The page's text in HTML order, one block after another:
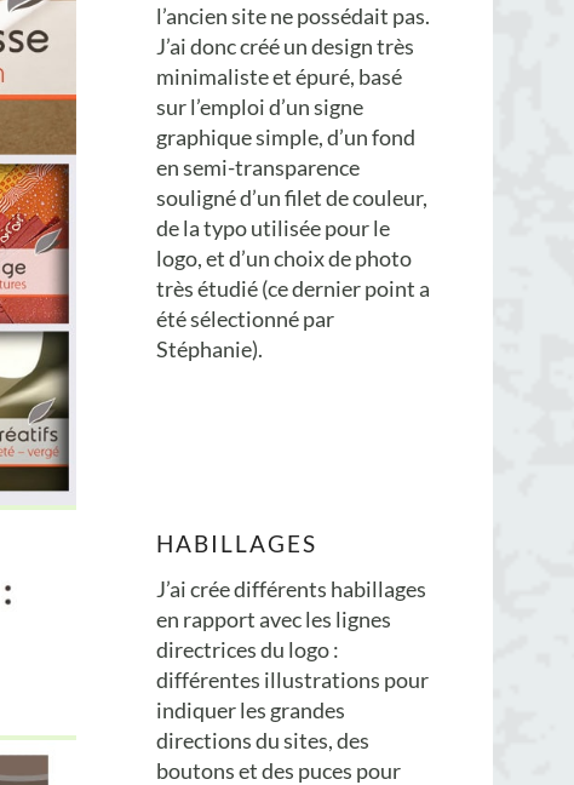
l’ancien site ne possédait pas.
J’ai donc créé un design très
minimaliste et épuré, basé
sur l’emploi d’un signe
graphique simple, d’un fond
en semi-transparence
souligné d’un filet de couleur,
de la typo utilisée pour le
logo, et d’un choix de photo
très étudié (ce dernier point a
été sélectionné par
Stéphanie).
HABILLAGES
J’ai crée différents habillages
en rapport avec les lignes
directrices du logo :
différentes illustrations pour
indiquer les grandes
directions du sites, des
boutons et des puces pour